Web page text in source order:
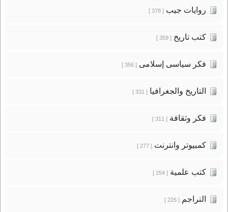
روايات جيب[ 378 ]
كتب تاريخ[ 359 ]
فكر سياسى إسلامى[ 356 ]
التاريخ والجغرافيا[ 331 ]
فكر وثقافة[ 311 ]
كمبيوتر وانترنت[ 277 ]
كتب علمية[ 254 ]
التراجم[ 226 ]